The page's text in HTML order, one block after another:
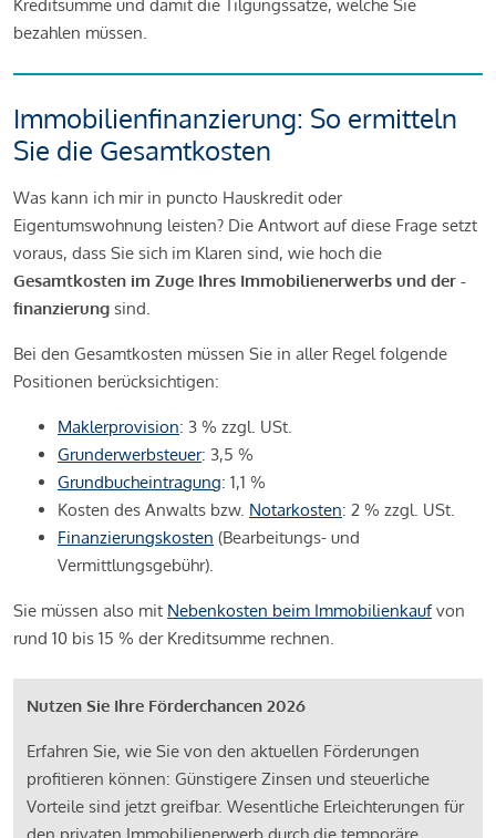
Kreditsumme und damit die Tilgungssätze, welche Sie
bezahlen müssen.
Immobilienfinanzierung: So ermitteln
Sie die Gesamtkosten
Was kann ich mir in puncto Hauskredit oder
Eigentumswohnung leisten? Die Antwort auf diese Frage setzt
voraus, dass Sie sich im Klaren sind, wie hoch die
Gesamtkosten im Zuge Ihres Immobilienerwerbs und der -
finanzierung sind.
Bei den Gesamtkosten müssen Sie in aller Regel folgende
Positionen berücksichtigen:
Maklerprovision: 3 % zzgl. USt.
Grunderwerbsteuer: 3,5 %
Grundbucheintragung: 1,1 %
Kosten des Anwalts bzw. Notarkosten: 2 % zzgl. USt.
Finanzierungskosten (Bearbeitungs- und
Vermittlungsgebühr).
Sie müssen also mit Nebenkosten beim Immobilienkaufvon
rund 10 bis 15 % der Kreditsumme rechnen.
Nutzen Sie Ihre Förderchancen 2026
Erfahren Sie, wie Sie von den aktuellen Förderungen
profitieren können: Günstigere Zinsen und steuerliche
Vorteile sind jetzt greifbar. Wesentliche Erleichterungen für